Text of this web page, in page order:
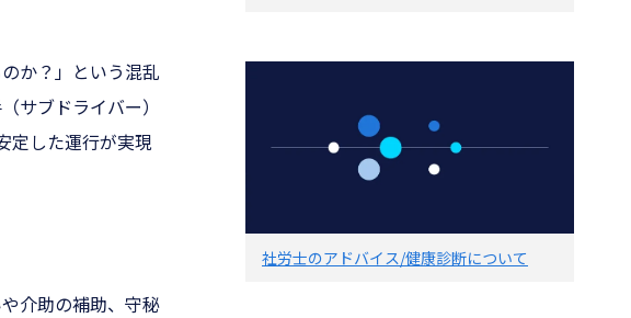
か？」という混乱
サブドライバー）
定した運行が実現
介助の補助、守秘
社労士のアドバイス/健康診断について